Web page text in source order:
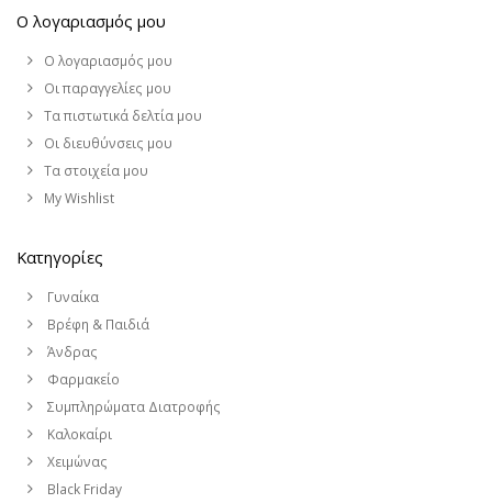
Ο λογαριασμός μου
Ο λογαριασμός μου
Οι παραγγελίες μου
Τα πιστωτικά δελτία μου
Οι διευθύνσεις μου
Τα στοιχεία μου
My Wishlist
Κατηγορίες
Γυναίκα
Βρέφη & Παιδιά
Άνδρας
Φαρμακείο
Συμπληρώματα Διατροφής
Καλοκαίρι
Χειμώνας
Black Friday